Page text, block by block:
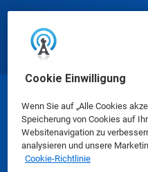
Cookie Einwilligung
Wenn Sie auf „Alle Cookies
Speicherung von Cookies auf
Websitenavigation zu
analysieren und unsere
Cookie-Richtlinie
©
Sicherheitsdatenblätter